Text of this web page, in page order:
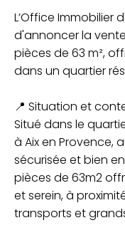
L’Office Immobilier
d'annoncer la
pièces de 63 m²,
dans un quartier
📍 Situation et
Situé dans le
à Aix en Provence,
sécurisée et bien
pièces de 63m2
et serein, à
transports et